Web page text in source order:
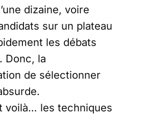
dizaine, voire
sur un plateau
les débats
Donc, la
de sélectionner
voilà… les techniques